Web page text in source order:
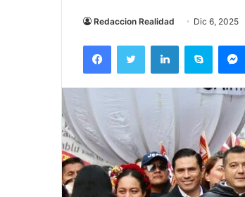
Redaccion Realidad Dic 6, 2025
FacebookTwitter LinkedInSkype